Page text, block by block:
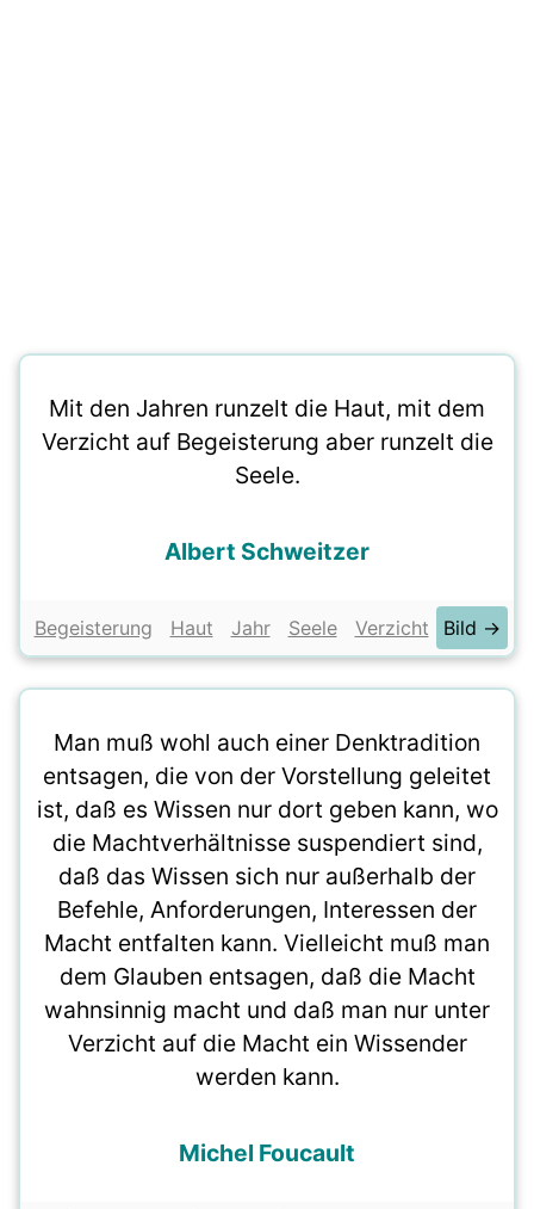
Mit den Jahren runzelt die Haut, mit dem
Verzicht auf Begeisterung aber runzelt die
Seele.
Albert Schweitzer
Begeisterung Haut Jahr Seele Verzicht Bild →
Man muß wohl auch einer Denktradition
entsagen, die von der Vorstellung geleitet
ist, daß es Wissen nur dort geben kann, wo
die Machtverhältnisse suspendiert sind,
daß das Wissen sich nur außerhalb der
Befehle, Anforderungen, Interessen der
Macht entfalten kann. Vielleicht muß man
dem Glauben entsagen, daß die Macht
wahnsinnig macht und daß man nur unter
Verzicht auf die Macht ein Wissender
werden kann.
Michel Foucault